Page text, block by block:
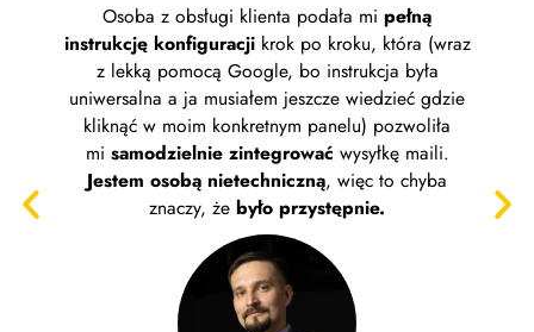
Osoba z obsługi klienta podała mi pełną
instrukcję konfiguracjikrok po kroku, która (wraz
z lekką pomocą Google, bo instrukcja była
uniwersalna a ja musiałem jeszcze wiedzieć gdzie
kliknąć w moim konkretnym panelu) pozwoliła
mi samodzielnie zintegrować wysyłkę maili.
Jestem osobą nietechniczną, więc to chyba
znaczy, że było przystępnie.